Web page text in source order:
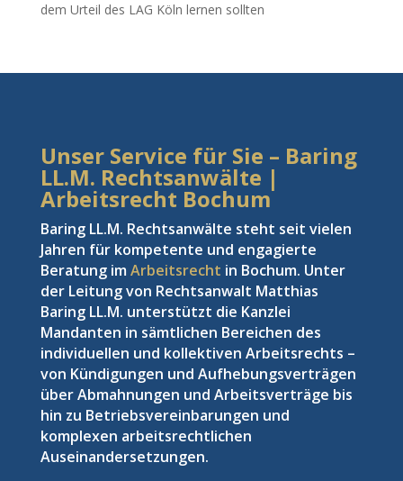
dem Urteil des LAG Köln lernen sollten
Unser Service für Sie – Baring
LL.M. Rechtsanwälte |
Arbeitsrecht Bochum
Baring LL.M. Rechtsanwälte steht seit vielen
Jahren für kompetente und engagierte
Beratung imArbeitsrecht in Bochum. Unter
der Leitung von Rechtsanwalt Matthias
Baring LL.M. unterstützt die Kanzlei
Mandanten in sämtlichen Bereichen des
individuellen und kollektiven Arbeitsrechts –
von Kündigungen und Aufhebungsverträgen
über Abmahnungen und Arbeitsverträge bis
hin zu Betriebsvereinbarungen und
komplexen arbeitsrechtlichen
Auseinandersetzungen.